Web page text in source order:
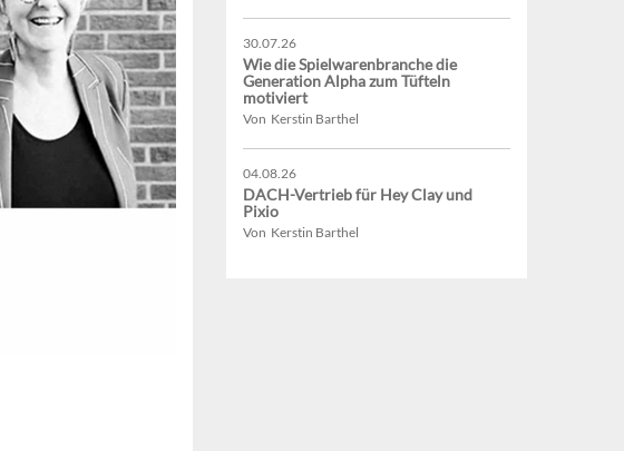
30.07.26
Wie die Spielwarenbranche die
Generation Alpha zum Tüfteln
motiviert
Von Kerstin Barthel
04.08.26
DACH-Vertrieb für Hey Clay und
Pixio
Von Kerstin Barthel